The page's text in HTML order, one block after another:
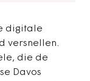
digitale
versnellen.
die de
Davos